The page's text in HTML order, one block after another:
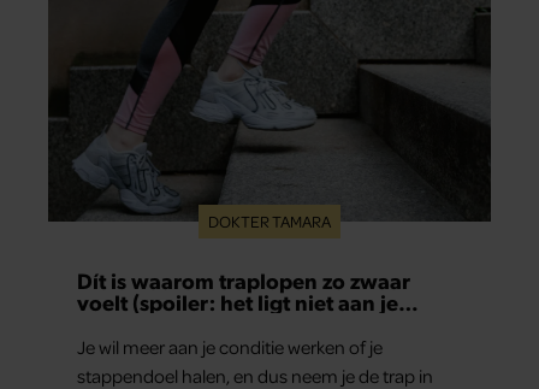
DOKTER TAMARA
Dít is waarom traplopen zo zwaar
voelt (spoiler: het ligt niet aan je
Je wil meer aan je conditie werken of je
stappendoel halen, en dus neem je de trap in